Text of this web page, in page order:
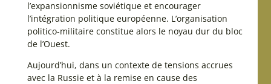
l’expansionnisme soviétique et encourager
l’intégration politique européenne. L’organisation
politico-militaire constitue alors le noyau dur du bloc
de l’Ouest.
Aujourd’hui, dans un contexte de tensions accrues
avec la Russie et à la remise en cause des